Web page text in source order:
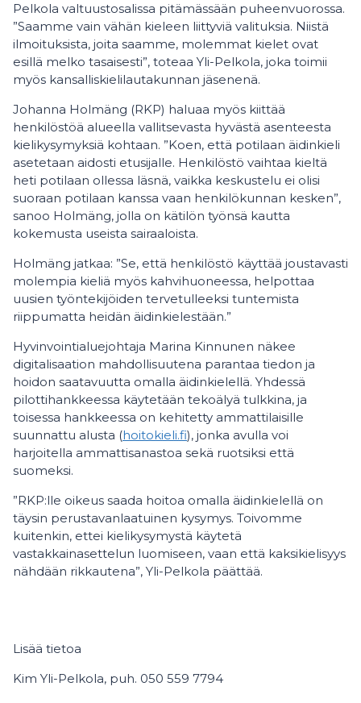
Pelkola valtuustosalissa pitämässään puheenvuorossa.
”Saamme vain vähän kieleen liittyviä valituksia. Niistä
ilmoituksista, joita saamme, molemmat kielet ovat
esillä melko tasaisesti”, toteaa Yli-Pelkola, joka toimii
myös kansalliskielilautakunnan jäsenenä.
Johanna Holmäng (RKP) haluaa myös kiittää
henkilöstöä alueella vallitsevasta hyvästä asenteesta
kielikysymyksiä kohtaan. ”Koen, että potilaan äidinkieli
asetetaan aidosti etusijalle. Henkilöstö vaihtaa kieltä
heti potilaan ollessa läsnä, vaikka keskustelu ei olisi
suoraan potilaan kanssa vaan henkilökunnan kesken”,
sanoo Holmäng, jolla on kätilön työnsä kautta
kokemusta useista sairaaloista.
Holmäng jatkaa: ”Se, että henkilöstö käyttää joustavasti
molempia kieliä myös kahvihuoneessa, helpottaa
uusien työntekijöiden tervetulleeksi tuntemista
riippumatta heidän äidinkielestään.”
Hyvinvointialuejohtaja Marina Kinnunen näkee
digitalisaation mahdollisuutena parantaa tiedon ja
hoidon saatavuutta omalla äidinkielellä. Yhdessä
pilottihankkeessa käytetään tekoälyä tulkkina, ja
toisessa hankkeessa on kehitetty ammattilaisille
suunnattu alusta (hoitokieli.fi), jonka avulla voi
harjoitella ammattisanastoa sekä ruotsiksi että
suomeksi.
”RKP:lle oikeus saada hoitoa omalla äidinkielellä on
täysin perustavanlaatuinen kysymys. Toivomme
kuitenkin, ettei kielikysymystä käytetä
vastakkainasettelun luomiseen, vaan että kaksikielisyys
nähdään rikkautena”, Yli-Pelkola päättää.
Lisää tietoa
Kim Yli-Pelkola, puh. 050 559 7794